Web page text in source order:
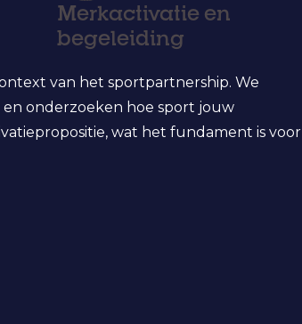
Merkactivatie en
begeleiding
van het sportpartnership. We
onderzoeken hoe sport jouw
wat het fundament is voor